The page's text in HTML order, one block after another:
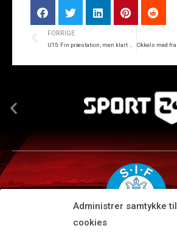
Administrer samtykke til
cookies
FORRIGE
U15: Fin præstation, men klart nederlag